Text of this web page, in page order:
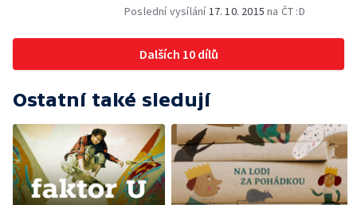
Poslední vysílání 17. 10. 2015 na ČT :D
Dalších 10 dílů
Ostatní také sledují